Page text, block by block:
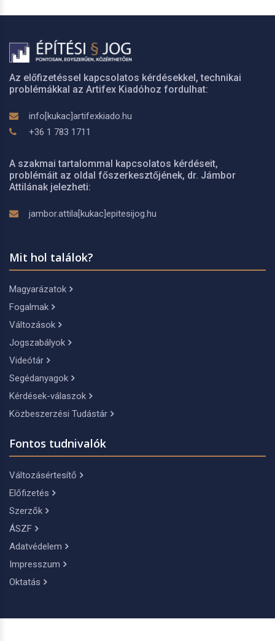
Az előfizetéssel kapcsolatos kérdésekkel, technikai
problémákkal az Artifex Kiadóhoz fordulhat:
info[kukac]artifexkiado.hu
+36 1 783 1711
A szakmai tartalommal kapcsolatos kérdéseit,
problémáit az oldal főszerkesztőjének, dr. Jámbor
Attilának jelezheti:
jambor.attila[kukac]epitesijog.hu
Mit hol találok?
Magyarázatok
Fogalmak
Változások
Jogszabályok
Videótár
Segédanyagok
Kérdések-válaszok
Közbeszerzési Tudástár
Fontos tudnivalók
Változásértesítő
Előfizetés
Szerzők
ÁSZF
Adatvédelem
Impresszum
Oktatás